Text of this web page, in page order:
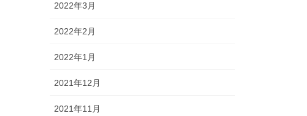
2022年3月
2022年2月
2022年1月
2021年12月
2021年11月